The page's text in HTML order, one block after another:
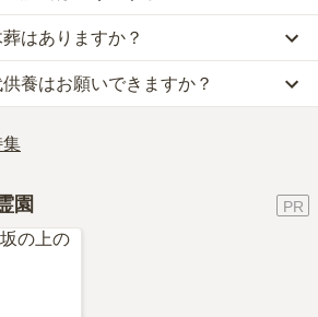
がよい、安いものが悪い、という訳ではあ
ご家族が心から納得し、安心してお参りで
本ページの「地図・交通アクセス」欄をご
まだ投稿されておりません。
目安です。資料請求や現地見学を通して、
してみることをおすすめします。
はありますか？
2種類の樹木葬がございます。
なっております。
都の樹木葬の相場価格は、約76万円で
を解説
養はお願いできますか？
代供養に対応しています。
なっております。
りたい方は『
。
園